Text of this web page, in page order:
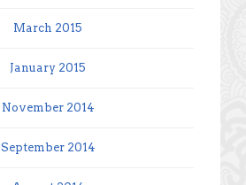
March 2015
January 2015
November 2014
September 2014